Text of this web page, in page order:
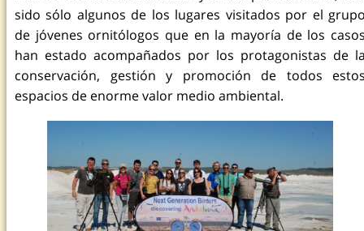
sido sólo algunos de los lugares visitados por el
de jóvenes ornitólogos que en la mayoría de los
han estado acompañados por los protagonistas de
conservación, gestión y promoción de todos
espacios de enorme valor medio ambiental.